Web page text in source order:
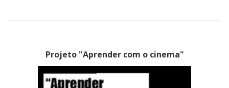
Projeto "Aprender com o cinema"